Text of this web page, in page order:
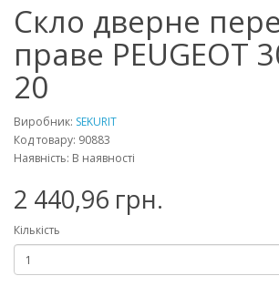
Скло дверне
праве PEUGEOT
20
Виробник: SEKURIT
Код товару: 90883
Наявність: В наявності
2 440,96 грн.
Кількість